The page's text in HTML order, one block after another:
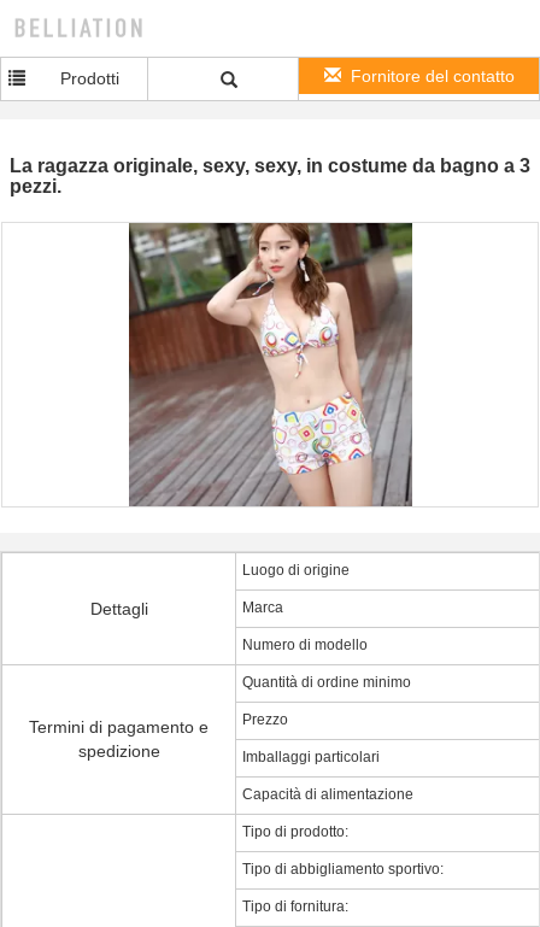
Prodotti Fornitore del contatto
La ragazza originale, sexy, sexy, in costume da bagno a 3
pezzi.
Dettagli
Luogo di origine
Marca
Numero di modello
Termini di pagamento e
spedizione
Quantità di ordine minimo
Prezzo
Imballaggi particolari
Capacità di alimentazione
Tipo di prodotto:
Tipo di abbigliamento sportivo:
Tipo di fornitura: